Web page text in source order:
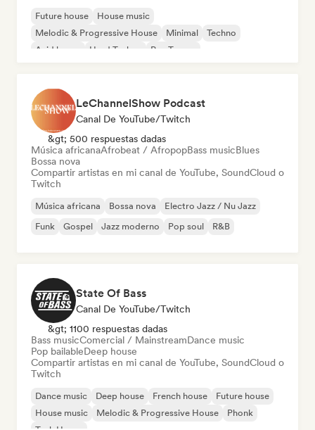
Future house
House music
Melodic & Progressive House
Minimal
Techno
Acid house
Hard Techno Psy-Trance
LeChannelShow Podcast
Canal De YouTube/Twitch
&gt; 500 respuestas dadas
Música africanaAfrobeat / AfropopBass musicBlues
Bossa nova
Compartir artistas en mi canal de YouTube, SoundCloud o
Twitch
Música africana Bossa nova
Electro Jazz / Nu Jazz
Funk
Gospel Jazz moderno Pop soul R&B
State Of Bass
Canal De YouTube/Twitch
&gt; 1100 respuestas dadas
Bass musicComercial / MainstreamDance music
Pop bailableDeep house
Compartir artistas en mi canal de YouTube, SoundCloud o
Twitch
Dance music Deep house French house
Future house
House music
Melodic & Progressive House
Phonk